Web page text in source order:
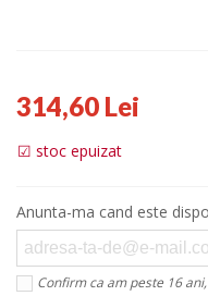
314,60 Lei
stoc epuizat
Anunta-ma cand este
Confirm ca am peste 16